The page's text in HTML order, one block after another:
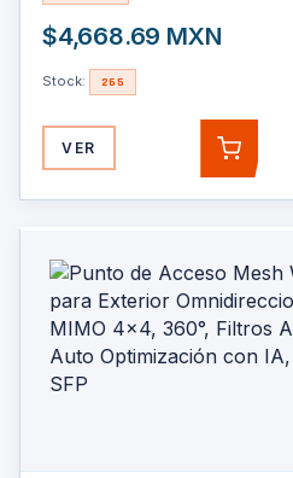
$4,668.69 MXN
Stock: 265
VER